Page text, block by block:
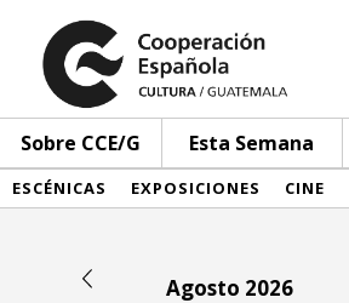
Sobre CCE/G Esta Semana
ESCÉNICAS EXPOSICIONES CINE
Agosto 2026